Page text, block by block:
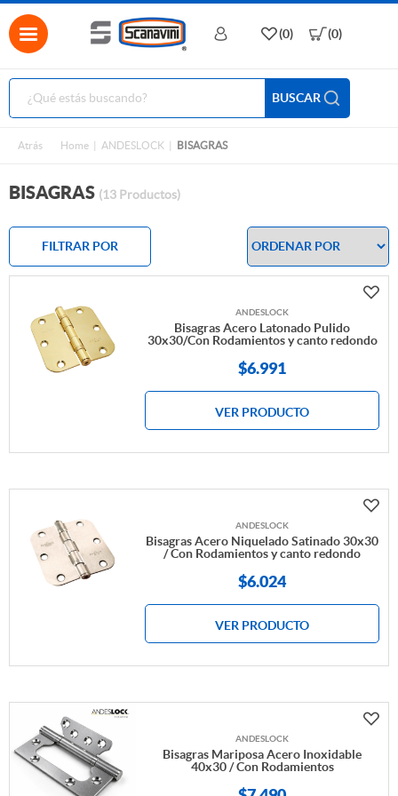
BUSCAR
(0) (0)
Atrás Home ANDESLOCK BISAGRAS
BISAGRAS (13 Productos)
FILTRAR POR
ANDESLOCK
Bisagras Acero Latonado Pulido
30x30/Con Rodamientos y canto redondo
$6.991
VER PRODUCTO
ANDESLOCK
Bisagras Acero Niquelado Satinado 30x30
/ Con Rodamientos y canto redondo
$6.024
VER PRODUCTO
ANDESLOCK
Bisagras Mariposa Acero Inoxidable
40x30 / Con Rodamientos